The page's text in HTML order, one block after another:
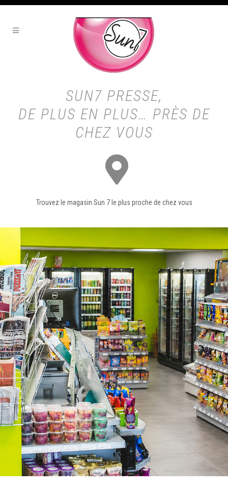
SUN7 PRESSE,
DE PLUS EN PLUS… PRÈS DE
CHEZ VOUS
Trouvez le magasin Sun 7 le plus proche de chez vous